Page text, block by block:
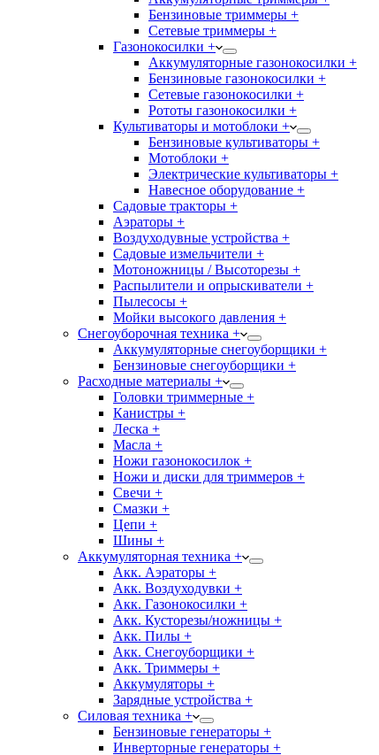
Бензиновые триммеры +
Сетевые триммеры +
Газонокосилки +
Аккумуляторные газонокосилки +
Бензиновые газонокосилки +
Сетевые газонокосилки +
Рототы газонокосилки +
Культиваторы и мотоблоки +
Бензиновые культиваторы +
Мотоблоки +
Электрические культиваторы +
Навесное оборудование +
Садовые тракторы +
Аэраторы +
Воздуходувные устройства +
Садовые измельчители +
Мотоножницы / Высоторезы +
Распылители и опрыскиватели +
Пылесосы +
Мойки высокого давления +
Снегоуборочная техника +
Аккумуляторные снегоуборщики +
Бензиновые снегоуборщики +
Расходные материалы +
Головки триммерные +
Канистры +
Леска +
Масла +
Ножи газонокосилок +
Ножи и диски для триммеров +
Свечи +
Смазки +
Цепи +
Шины +
Аккумуляторная техника +
Акк. Аэраторы +
Акк. Воздуходувки +
Акк. Газонокосилки +
Акк. Кусторезы/ножницы +
Акк. Пилы +
Акк. Снегоуборщики +
Акк. Триммеры +
Аккумуляторы +
Зарядные устройства +
Силовая техника +
Бензиновые генераторы +
Инверторные генераторы +